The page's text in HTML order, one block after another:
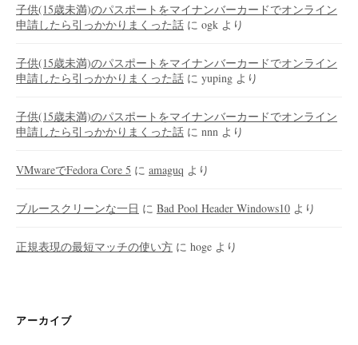
子供(15歳未満)のパスポートをマイナンバーカードでオンライン
申請したら引っかかりまくった話 に ogk より
子供(15歳未満)のパスポートをマイナンバーカードでオンライン
申請したら引っかかりまくった話 に yuping より
子供(15歳未満)のパスポートをマイナンバーカードでオンライン
申請したら引っかかりまくった話 に nnn より
VMwareでFedora Core 5 に amaguq より
ブルースクリーンな一日 に Bad Pool Header Windows10 より
正規表現の最短マッチの使い方 に hoge より
アーカイブ